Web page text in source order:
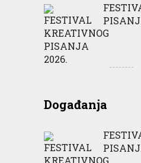
Događanja